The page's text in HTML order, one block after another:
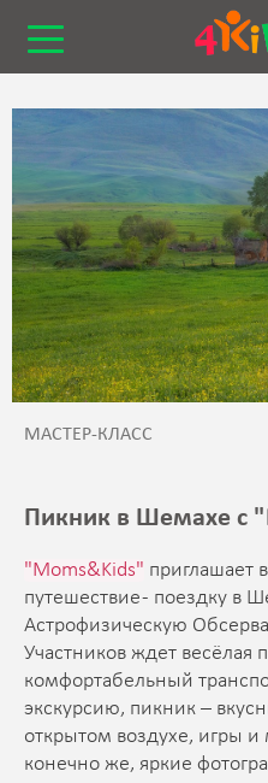
МАСТЕР-КЛАСС
Пикник в Шемахе с
"Moms&Kids" приглашает
путешествие - поездку в
Астрофизическую
Участников ждет
комфортабельный
экскурсию, пикник –
открытом воздухе, игры
конечно же, яркие